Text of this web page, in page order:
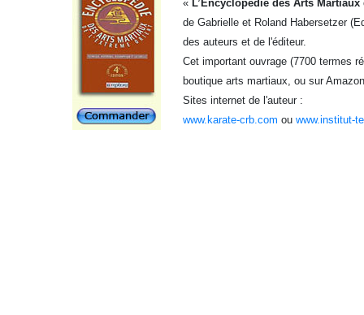
« L’Encyclopédie des Arts Martiaux
de Gabrielle et Roland Habersetzer
des auteurs et de l'éditeur.
Cet important ouvrage (7700 termes
boutique arts martiaux, ou sur
Sites internet de l'auteur :
www.karate-crb.com ou www.institut-